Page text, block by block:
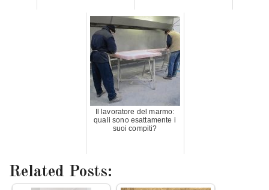
Il lavoratore del marmo:
quali sono esattamente i
suoi compiti?
Related Posts: